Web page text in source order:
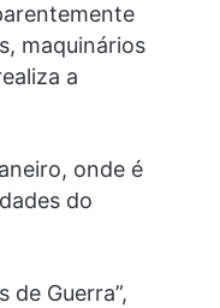
maquinários
a
onde é
do
de Guerra”,